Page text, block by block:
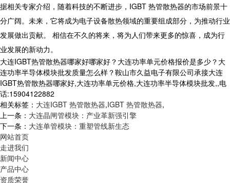
据相关专家介绍，随着科技的不断进步，IGBT 热管散热器的市场前景十
分广阔。未来，它将成为电子设备散热领域的重要组成部分，为推动行业
发展做出贡献。 相信在不久的将来，将为人们带来更多的惊喜，成为行
业发展的新动力。
大连IGBT热管散热器哪家好哪家好？大连功率单元价格报价是多少？大
连功率半导体模块批发质量怎么样？鞍山市久益电子有限公司承接大连
IGBT热管散热器哪家好,大连功率单元价格,大连功率半导体模块批发,,电
话:15904122882
相关标签： 大连IGBT 热管散热器,IGBT 热管散热器,
上一条： 大连晶闸管模块：产业革新强引擎
下一条： 大连单管模块：重塑管线新生态
网站首页
走进我们
新闻中心
产品中心
资质荣誉